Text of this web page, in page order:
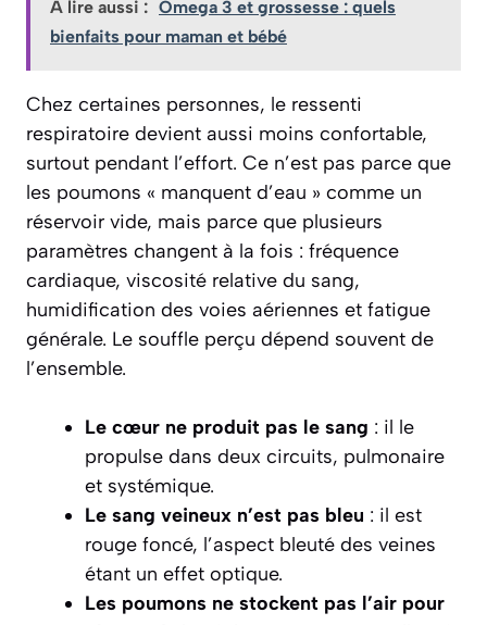
A lire aussi : Omega 3 et grossesse : quels
bienfaits pour maman et bébé
Chez certaines personnes, le ressenti
respiratoire devient aussi moins confortable,
surtout pendant l’effort. Ce n’est pas parce que
les poumons « manquent d’eau » comme un
réservoir vide, mais parce que plusieurs
paramètres changent à la fois : fréquence
cardiaque, viscosité relative du sang,
humidification des voies aériennes et fatigue
générale. Le souffle perçu dépend souvent de
l’ensemble.
Le cœur ne produit pas le sang : il le
propulse dans deux circuits, pulmonaire
et systémique.
Le sang veineux n’est pas bleu : il est
rouge foncé, l’aspect bleuté des veines
étant un effet optique.
Les poumons ne stockent pas l’air pour